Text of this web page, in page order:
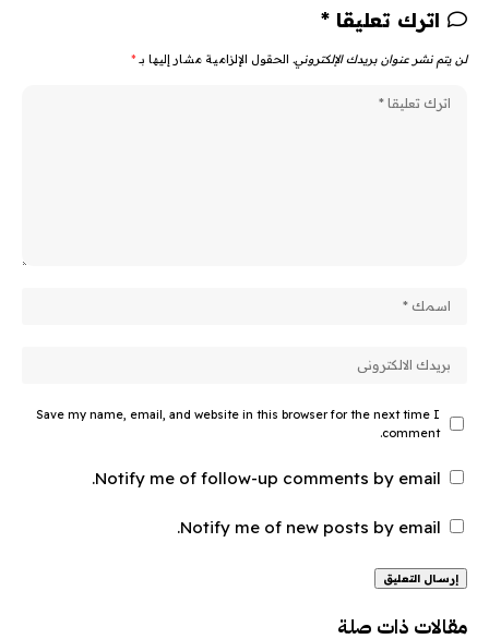
اترك تعليقا *
لن يتم نشر عنوان بريدك الإلكتروني. الحقول الإلزامية مشار إليها بـ *
Save my name, email, and website in this browser for the next time I
comment.
Notify me of follow-up comments by email.
Notify me of new posts by email.
مقالات ذات صلة